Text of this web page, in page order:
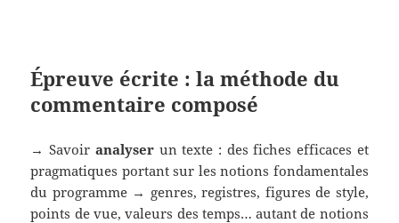
Épreuve écrite : la méthode du
commentaire composé
→ Savoir analyser un texte : des fiches efficaces et
pragmatiques portant sur les notions fondamentales
du programme → genres, registres, figures de style,
points de vue, valeurs des temps… autant de notions